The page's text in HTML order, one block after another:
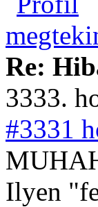
Re:
3333.
#3331
Ilyen